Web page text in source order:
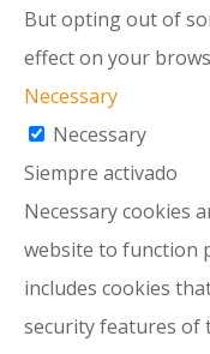
But opting out of
effect on your
Necessary
Necessary
Siempre activado
Necessary cookies
website to function
includes cookies
security features of